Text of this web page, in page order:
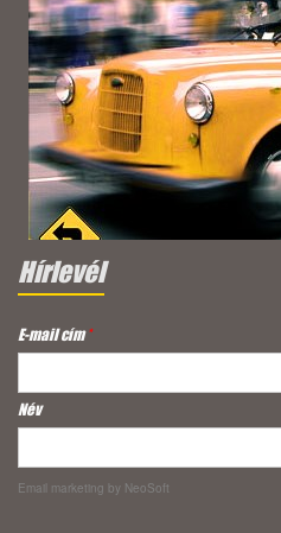
Hírlevél
E-mail cím*
Név
Email marketing by NeoSoft